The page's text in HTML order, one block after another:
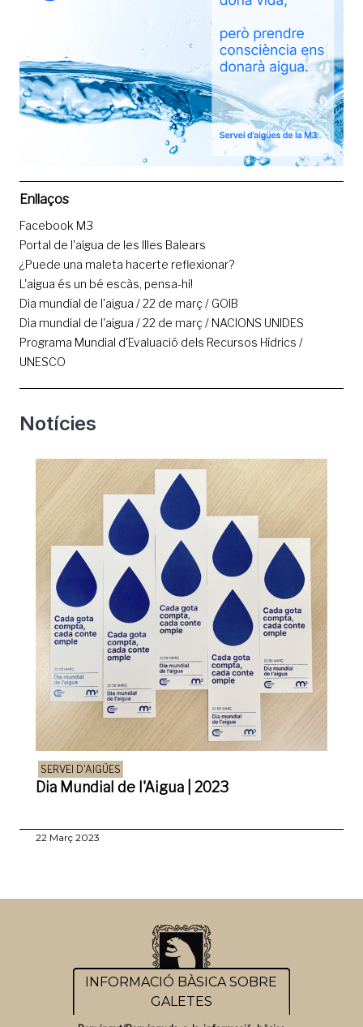
Enllaços
Facebook M3
Portal de l'aigua de les Illes Balears
¿Puede una maleta hacerte reflexionar?
L'aigua és un bé escàs, pensa-hi!
Dia mundial de l'aigua / 22 de març / GOIB
Dia mundial de l'aigua / 22 de març / NACIONS UNIDES
Programa Mundial d'Evaluació dels Recursos Hídrics /
UNESCO
Notícies
SERVEI D'AIGÜES
Dia Mundial de l'Aigua | 2023
22 Març 2023
INFORMACIÓ BÀSICA SOBRE
GALETES